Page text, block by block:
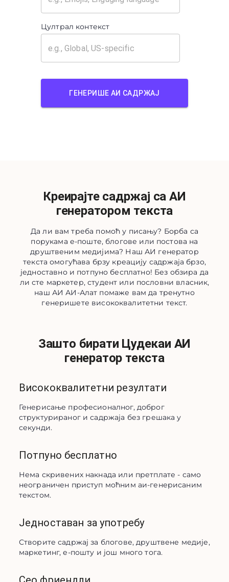
Цултрал контекст
ГЕНЕРИШЕ АИ САДРЖАЈ
Креирајте садржај са АИ
генератором текста
Да ли вам треба помоћ у писању? Борба са
порукама е-поште, блогове или постова на
друштвеним медијима? Наш АИ генератор
текста омогућава брзу креацију садржаја брзо,
једноставно и потпуно бесплатно! Без обзира да
ли сте маркетер, студент или пословни власник,
наш АИ АИ-Алат помаже вам да тренутно
генеришете висококвалитетни текст.
Зашто бирати Цудекаи АИ
генератор текста
Висококвалитетни резултати
Генерисање професионалног, доброг
структурираног и садржаја без грешака у
секунди.
Потпуно бесплатно
Нема скривених накнада или претплате - само
неограничен приступ моћним аи-генерисаним
текстом.
Једноставан за употребу
Створите садржај за блогове, друштвене медије,
маркетинг, е-пошту и још много тога.